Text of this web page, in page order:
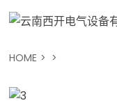
HOME